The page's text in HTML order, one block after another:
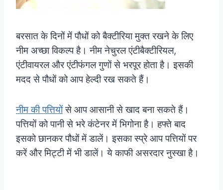
बरसात के दिनों में पौधों को बैक्टीरिया मुक्त रखने के लिए
नीम अच्छा विकल्प है। नीम नेचुरल एंटीबैक्टीरियल,
एंटीवायरल और एंटीफंगल गुणों से भरपूर होता है। इसकी
मदद से पौधों को आप हेल्दी रख सकते हैं।
नीम की पत्तियोंसे आप आसानी से खाद बना सकते हैं।
पत्तियों को पानी से भरे कंटेनर में भिगोना है। हफ्ते बाद
इसको छानकर पौधों में डालें। इसका स्प्रे आप पत्तियों पर
करें और मिट्टी में भी डालें। ये काफी असरदार नुस्खा है।